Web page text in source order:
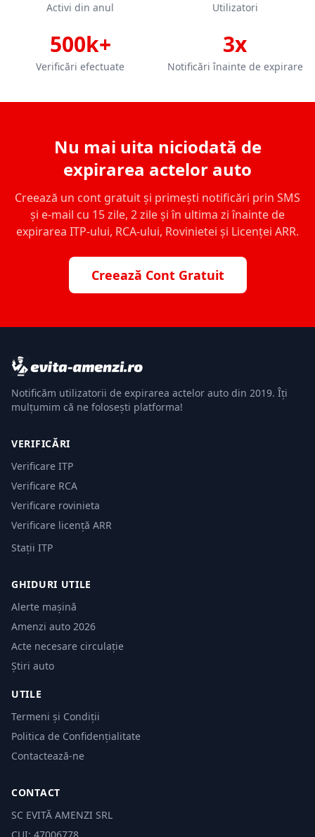
Activi din anul Utilizatori
500k+
Verificări efectuate
3x
Notificări înainte de expirare
Nu mai uita niciodată de
expirarea actelor auto
Creează un cont gratuit și primești notificări prin SMS
și e-mail cu 15 zile, 2 zile și în ultima zi înainte de
expirarea ITP-ului, RCA-ului, Rovinietei și Licenței ARR.
Creează Cont Gratuit
Notificăm utilizatorii de expirarea actelor auto din 2019. Îți
mulțumim că ne folosești platforma!
VERIFICĂRI
Verificare ITP
Verificare RCA
Verificare rovinieta
Verificare licență ARR
Stații ITP
GHIDURI UTILE
Alerte mașină
Amenzi auto 2026
Acte necesare circulație
Știri auto
UTILE
Termeni și Condiții
Politica de Confidențialitate
Contactează-ne
CONTACT
SC EVITĂ AMENZI SRL